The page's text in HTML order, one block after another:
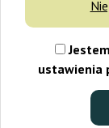
ustawienia
nielegalne, a